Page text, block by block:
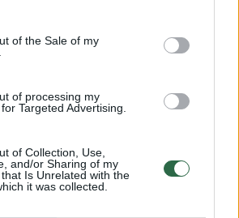
of the Sale of my
of processing my
Targeted Advertising.
of Collection, Use,
and/or Sharing of my
Is Unrelated with the
it was collected.
prisitaikė per,
metų, mums reikėtų
vaistų: „nuo
besimaitinantis
simptomai jam
„kirsdami“ per augalinių
kertame per vieną
civilizacijos aferų.